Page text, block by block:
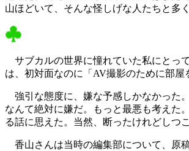
山ほどいて、そんな怪しげな人たちと多
サブカルの世界に憧れていた私にとっ
は、初対面なのに「AV撮影のために部
強引な態度に、嫌な予感しかなかった
なんて絶対に嫌だ。もっと最悪も考えた
る話に思えた。当然、断ったけれどしつ
香山さんは当時の編集部について、原